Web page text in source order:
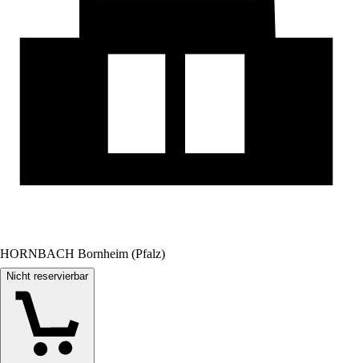
HORNBACH Bornheim (Pfalz)
Nicht reservierbar